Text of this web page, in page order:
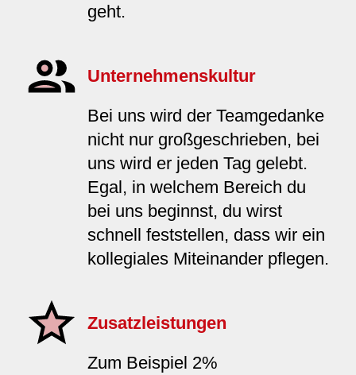
geht.
Unternehmenskultur
Bei uns wird der Teamgedanke
nicht nur großgeschrieben, bei
uns wird er jeden Tag gelebt.
Egal, in welchem Bereich du
bei uns beginnst, du wirst
schnell feststellen, dass wir ein
kollegiales Miteinander pflegen.
Zusatzleistungen
Zum Beispiel 2%